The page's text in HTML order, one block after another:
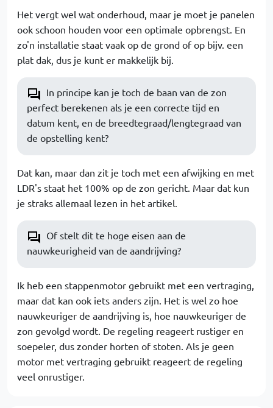
Het vergt wel wat onderhoud, maar je moet je panelen
ook schoon houden voor een optimale opbrengst. En
zo'n installatie staat vaak op de grond of op bijv. een
plat dak, dus je kunt er makkelijk bij.
In principe kan je toch de baan van de zon
perfect berekenen als je een correcte tijd en
datum kent, en de breedtegraad/lengtegraad van
de opstelling kent?
Dat kan, maar dan zit je toch met een afwijking en met
LDR's staat het 100% op de zon gericht. Maar dat kun
je straks allemaal lezen in het artikel.
Of stelt dit te hoge eisen aan de
nauwkeurigheid van de aandrijving?
Ik heb een stappenmotor gebruikt met een vertraging,
maar dat kan ook iets anders zijn. Het is wel zo hoe
nauwkeuriger de aandrijving is, hoe nauwkeuriger de
zon gevolgd wordt. De regeling reageert rustiger en
soepeler, dus zonder horten of stoten. Als je geen
motor met vertraging gebruikt reageert de regeling
veel onrustiger.